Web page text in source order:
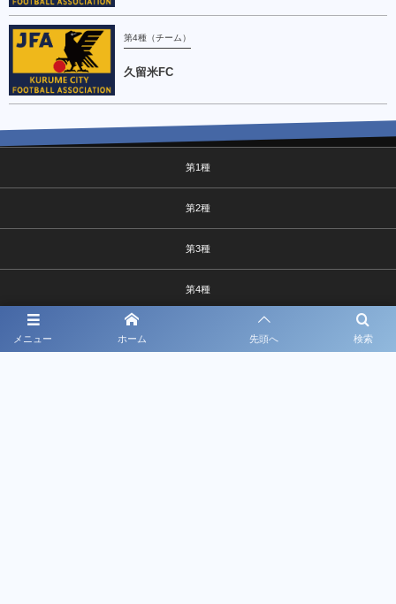
第4種（チーム）
久留米FC
メニュー 検索
ホーム 先頭へ
第1種
第2種
第3種
第4種